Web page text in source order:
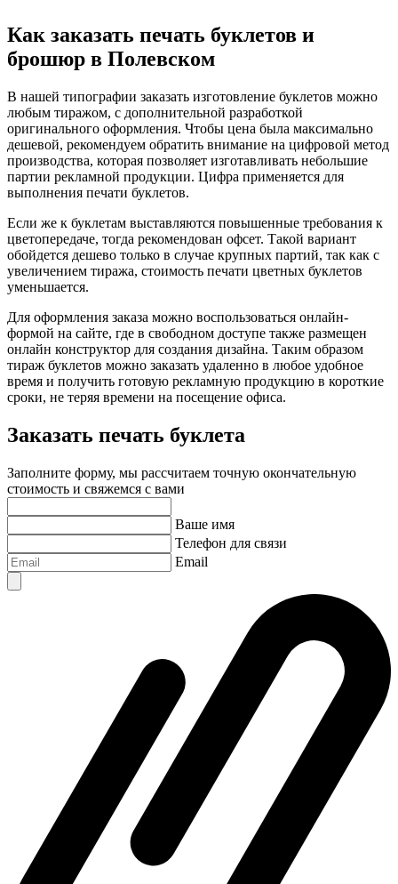
Как заказать печать буклетов и
брошюр в Полевском
В нашей типографии заказать изготовление буклетов можно
любым тиражом, с дополнительной разработкой
оригинального оформления. Чтобы цена была максимально
дешевой, рекомендуем обратить внимание на цифровой метод
производства, которая позволяет изготавливать небольшие
партии рекламной продукции. Цифра применяется для
выполнения печати буклетов.
Если же к буклетам выставляются повышенные требования к
цветопередаче, тогда рекомендован офсет. Такой вариант
обойдется дешево только в случае крупных партий, так как с
увеличением тиража, стоимость печати цветных буклетов
уменьшается.
Для оформления заказа можно воспользоваться онлайн-
формой на сайте, где в свободном доступе также размещен
онлайн конструктор для создания дизайна. Таким образом
тираж буклетов можно заказать удаленно в любое удобное
время и получить готовую рекламную продукцию в короткие
сроки, не теряя времени на посещение офиса.
Заказать печать буклета
Заполните форму, мы рассчитаем точную окончательную
стоимость и свяжемся с вами
Ваше имя
Телефон для связи
Email